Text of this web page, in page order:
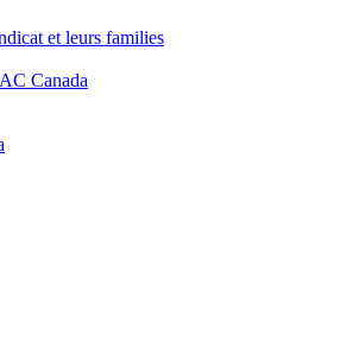
et leurs families
Canada